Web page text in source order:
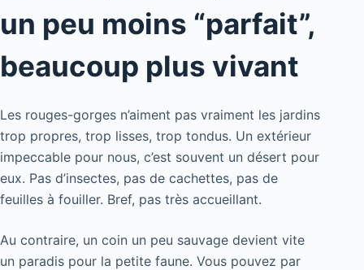
un peu moins “parfait”,
beaucoup plus vivant
Les rouges-gorges n’aiment pas vraiment les jardins
trop propres, trop lisses, trop tondus. Un extérieur
impeccable pour nous, c’est souvent un désert pour
eux. Pas d’insectes, pas de cachettes, pas de
feuilles à fouiller. Bref, pas très accueillant.
Au contraire, un coin un peu sauvage devient vite
un paradis pour la petite faune. Vous pouvez par